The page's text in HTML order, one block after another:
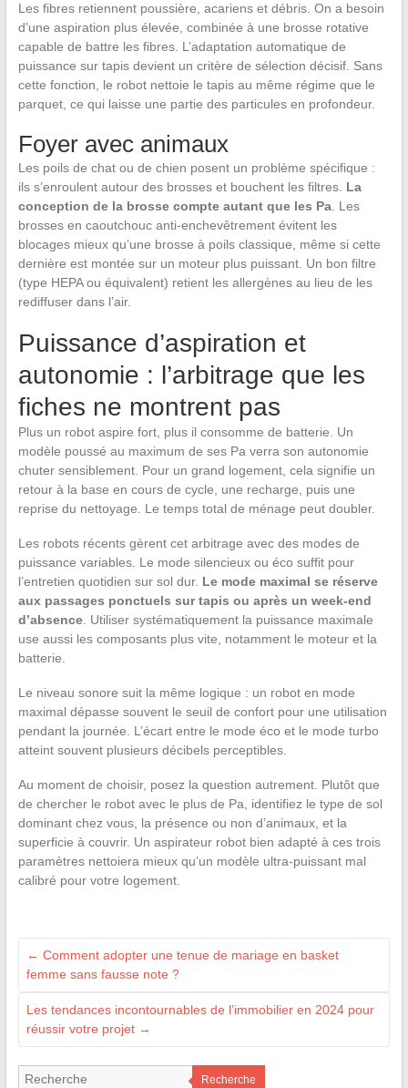
Les fibres retiennent poussière, acariens et débris. On a besoin
d’une aspiration plus élevée, combinée à une brosse rotative
capable de battre les fibres. L’adaptation automatique de
puissance sur tapis devient un critère de sélection décisif. Sans
cette fonction, le robot nettoie le tapis au même régime que le
parquet, ce qui laisse une partie des particules en profondeur.
Foyer avec animaux
Les poils de chat ou de chien posent un problème spécifique :
ils s’enroulent autour des brosses et bouchent les filtres. La
conception de la brosse compte autant que les Pa. Les
brosses en caoutchouc anti-enchevêtrement évitent les
blocages mieux qu’une brosse à poils classique, même si cette
dernière est montée sur un moteur plus puissant. Un bon filtre
(type HEPA ou équivalent) retient les allergènes au lieu de les
rediffuser dans l’air.
Puissance d’aspiration et
autonomie : l’arbitrage que les
fiches ne montrent pas
Plus un robot aspire fort, plus il consomme de batterie. Un
modèle poussé au maximum de ses Pa verra son autonomie
chuter sensiblement. Pour un grand logement, cela signifie un
retour à la base en cours de cycle, une recharge, puis une
reprise du nettoyage. Le temps total de ménage peut doubler.
Les robots récents gèrent cet arbitrage avec des modes de
puissance variables. Le mode silencieux ou éco suffit pour
l’entretien quotidien sur sol dur. Le mode maximal se réserve
aux passages ponctuels sur tapis ou après un week-end
d’absence. Utiliser systématiquement la puissance maximale
use aussi les composants plus vite, notamment le moteur et la
batterie.
Le niveau sonore suit la même logique : un robot en mode
maximal dépasse souvent le seuil de confort pour une utilisation
pendant la journée. L’écart entre le mode éco et le mode turbo
atteint souvent plusieurs décibels perceptibles.
Au moment de choisir, posez la question autrement. Plutôt que
de chercher le robot avec le plus de Pa, identifiez le type de sol
dominant chez vous, la présence ou non d’animaux, et la
superficie à couvrir. Un aspirateur robot bien adapté à ces trois
paramètres nettoiera mieux qu’un modèle ultra-puissant mal
calibré pour votre logement.
← Comment adopter une tenue de mariage en basket
femme sans fausse note ?
Les tendances incontournables de l’immobilier en 2024 pour
réussir votre projet →
Recherche